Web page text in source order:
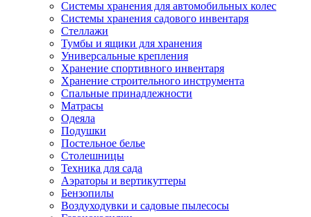
Системы хранения для автомобильных колес
Системы хранения садового инвентаря
Стеллажи
Тумбы и ящики для хранения
Универсальные крепления
Хранение спортивного инвентаря
Хранение строительного инструмента
Спальные принадлежности
Матрасы
Одеяла
Подушки
Постельное белье
Столешницы
Техника для сада
Аэраторы и вертикуттеры
Бензопилы
Воздуходувки и садовые пылесосы